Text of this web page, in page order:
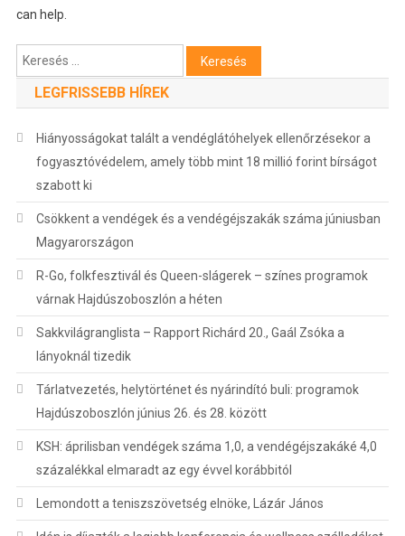
can help.
Keresés:
LEGFRISSEBB HÍREK
Hiányosságokat talált a vendéglátóhelyek ellenőrzésekor a
fogyasztóvédelem, amely több mint 18 millió forint bírságot
szabott ki
Csökkent a vendégek és a vendégéjszakák száma júniusban
Magyarországon
R-Go, folkfesztivál és Queen-slágerek – színes programok
várnak Hajdúszoboszlón a héten
Sakkvilágranglista – Rapport Richárd 20., Gaál Zsóka a
lányoknál tizedik
Tárlatvezetés, helytörténet és nyárindító buli: programok
Hajdúszoboszlón június 26. és 28. között
KSH: áprilisban vendégek száma 1,0, a vendégéjszakáké 4,0
százalékkal elmaradt az egy évvel korábbitól
Lemondott a teniszszövetség elnöke, Lázár János